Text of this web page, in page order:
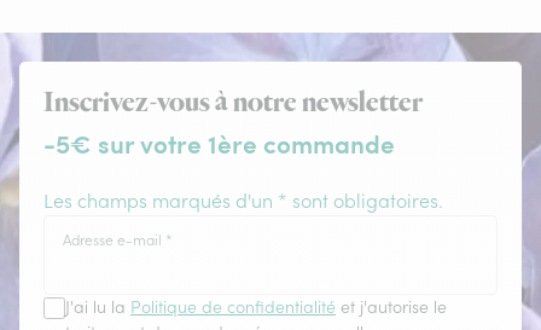
Inscrivez-vous à notre newsletter
-5€ sur votre 1ère commande
Les champs marqués d'un * sont obligatoires.
Adresse e-mail *
J'ai lu la Politique de confidentialité et j'autorise le